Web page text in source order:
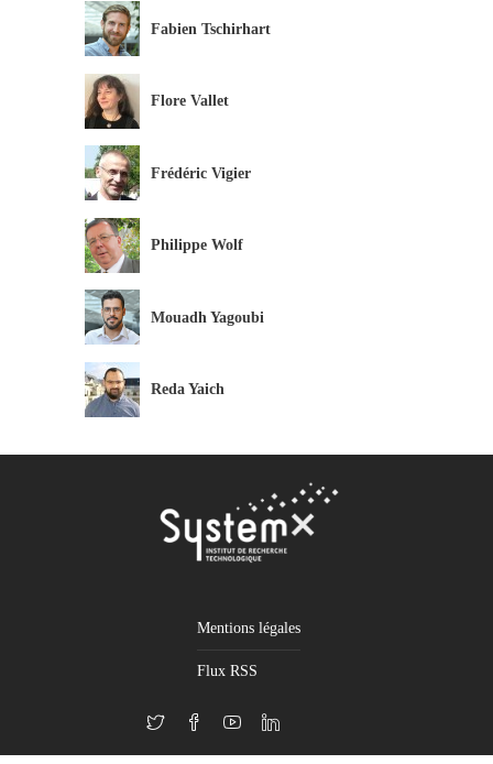
Fabien Tschirhart
Flore Vallet
Frédéric Vigier
Philippe Wolf
Mouadh Yagoubi
Reda Yaich
Mentions légales
Flux RSS